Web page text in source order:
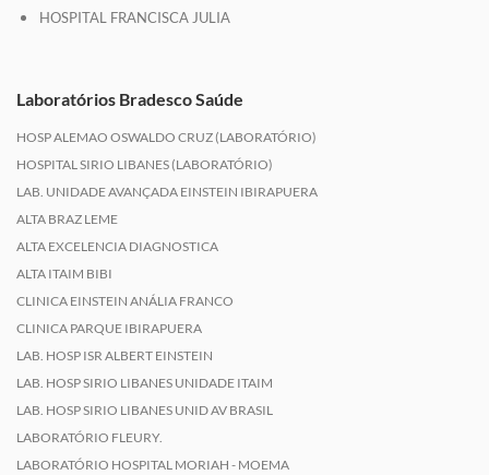
HOSPITAL FRANCISCA JULIA
Laboratórios Bradesco Saúde
HOSP ALEMAO OSWALDO CRUZ (LABORATÓRIO)
HOSPITAL SIRIO LIBANES (LABORATÓRIO)
LAB. UNIDADE AVANÇADA EINSTEIN IBIRAPUERA
ALTA BRAZ LEME
ALTA EXCELENCIA DIAGNOSTICA
ALTA ITAIM BIBI
CLINICA EINSTEIN ANÁLIA FRANCO
CLINICA PARQUE IBIRAPUERA
LAB. HOSP ISR ALBERT EINSTEIN
LAB. HOSP SIRIO LIBANES UNIDADE ITAIM
LAB. HOSP SIRIO LIBANES UNID AV BRASIL
LABORATÓRIO FLEURY.
LABORATÓRIO HOSPITAL MORIAH - MOEMA